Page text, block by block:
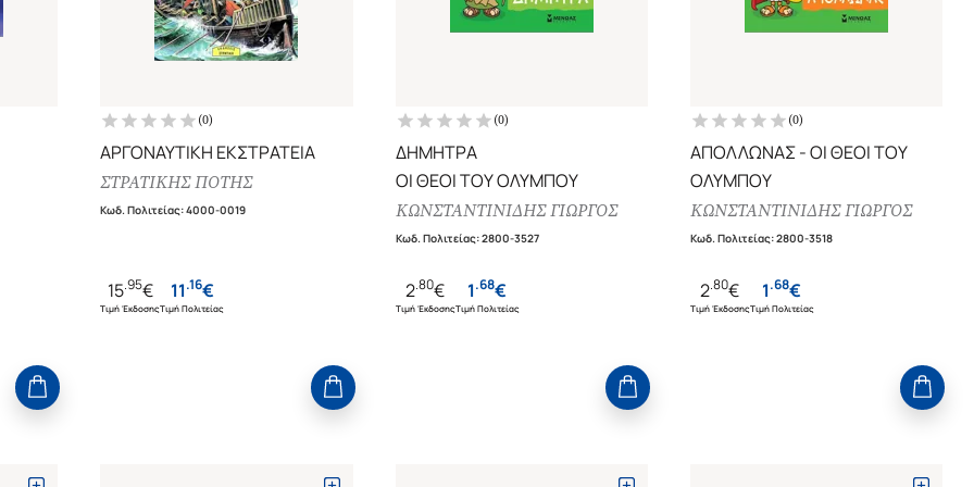
(0)
ΑΡΓΟΝΑΥΤΙΚΗ ΕΚΣΤΡΑΤΕΙΑ
ΣΤΡΑΤΙΚΗΣ ΠΟΤΗΣ
Κωδ. Πολιτείας:4000-0019
15.95€
Τιμή Έκδοσης
11.16€
Τιμή Πολιτείας
(0)
ΔΗΜΗΤΡΑ
ΟΙ ΘΕΟΙ ΤΟΥ ΟΛΥΜΠΟΥ
ΚΩΝΣΤΑΝΤΙΝΙΔΗΣ ΓΙΩΡΓΟΣ
Κωδ. Πολιτείας:2800-3527
2.80€
Τιμή Έκδοσης
1.68€
Τιμή Πολιτείας
(0)
ΑΠΟΛΛΩΝΑΣ - ΟΙ ΘΕΟΙ ΤΟΥ
ΟΛΥΜΠΟΥ
ΚΩΝΣΤΑΝΤΙΝΙΔΗΣ ΓΙΩΡΓΟΣ
Κωδ. Πολιτείας:2800-3518
2.80€
Τιμή Έκδοσης
1.68€
Τιμή Πολιτείας